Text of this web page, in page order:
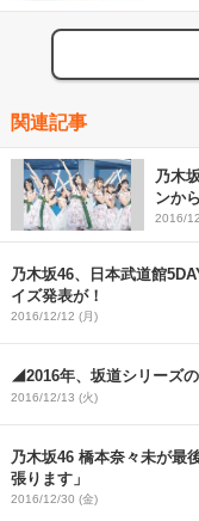
関連記事
乃木
ンか
2016/
乃木坂46、日本武道館
イズ発表が！
2016/12/12 (月)
◢2016年、坂道シリーズ
2016/12/13 (火)
乃木坂46 橋本奈々未が最
張ります」
2016/12/30 (金)